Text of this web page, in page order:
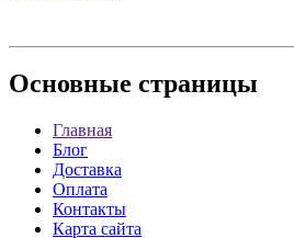
Основные страницы
Главная
Блог
Доставка
Оплата
Контакты
Карта сайта